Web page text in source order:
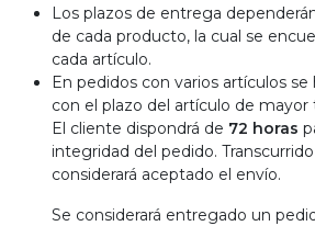
Los plazos de entrega
de cada producto, la cual se
cada artículo.
En pedidos con varios artículos
con el plazo del artículo de
El cliente dispondrá de 72 horas
integridad del pedido.
considerará aceptado el envío.
Se considerará entregado un